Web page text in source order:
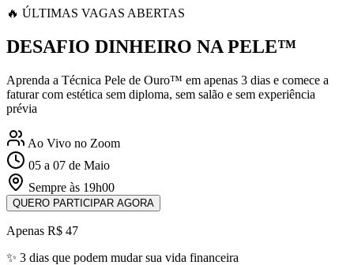
🔥 ÚLTIMAS VAGAS ABERTAS
DESAFIO DINHEIRO NA PELE™
Aprenda a Técnica Pele de Ouro™ em apenas 3 dias e comece a
faturar com estética sem diploma, sem salão e sem experiência
prévia
Ao Vivo no Zoom
05 a 07 de Maio
Sempre às 19h00
QUERO PARTICIPAR AGORA
Apenas R$ 47
✨ 3 dias que podem mudar sua vida financeira